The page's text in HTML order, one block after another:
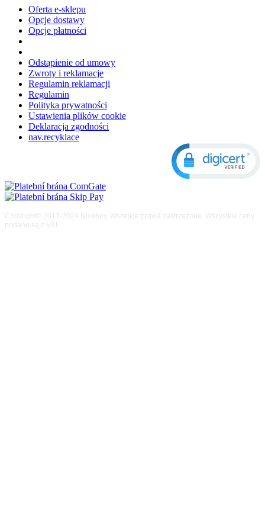
Oferta e-sklepu
Opcje dostawy
Opcje płatności
Odstąpienie od umowy
Zwroty i reklamacje
Regulamin reklamacji
Regulamin
Polityka prywatności
Ustawienia plików cookie
Deklaracja zgodności
nav.recyklace
Copyright© 2017-2024 Niceboy. Wszelkie prawa zastrzeżone. Wszystkie ceny
podane są z VAT.